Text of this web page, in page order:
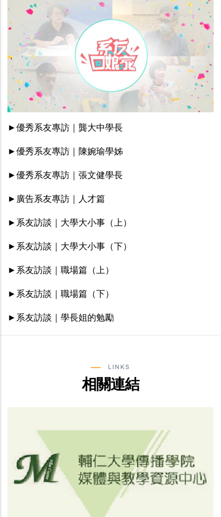
►優秀系友專訪｜龔大中學長
►優秀系友專訪｜陳婉瑜學姊
►優秀系友專訪｜張文健學長
►廣告系友專訪｜人才篇
►系友訪談｜大學大小事（上）
►系友訪談｜大學大小事（下）
►系友訪談｜職場篇（上）
►系友訪談｜職場篇（下）
►系友訪談｜學長姐的勉勵
LINKS
相關連結